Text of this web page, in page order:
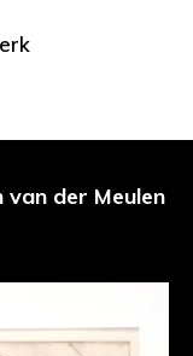
der Meulen